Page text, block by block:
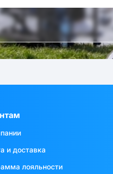
и доставка
лояльности